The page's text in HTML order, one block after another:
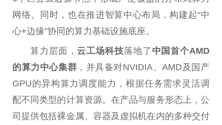
网络。同时，也在推进智算中心布局，构建起“中
心+边缘”协同的算力基础设施底座。
算力层面， 云工场科技落地了 中国首个AMD
的算力中心集群 ，并具备对NVIDIA、AMD及国产
GPU的异构算力调度能力，根据任务需求灵活调
配不同类型的计算资源。在产品与服务形态上，公
司提供包括裸金属、容器及虚拟机在内的多种交付